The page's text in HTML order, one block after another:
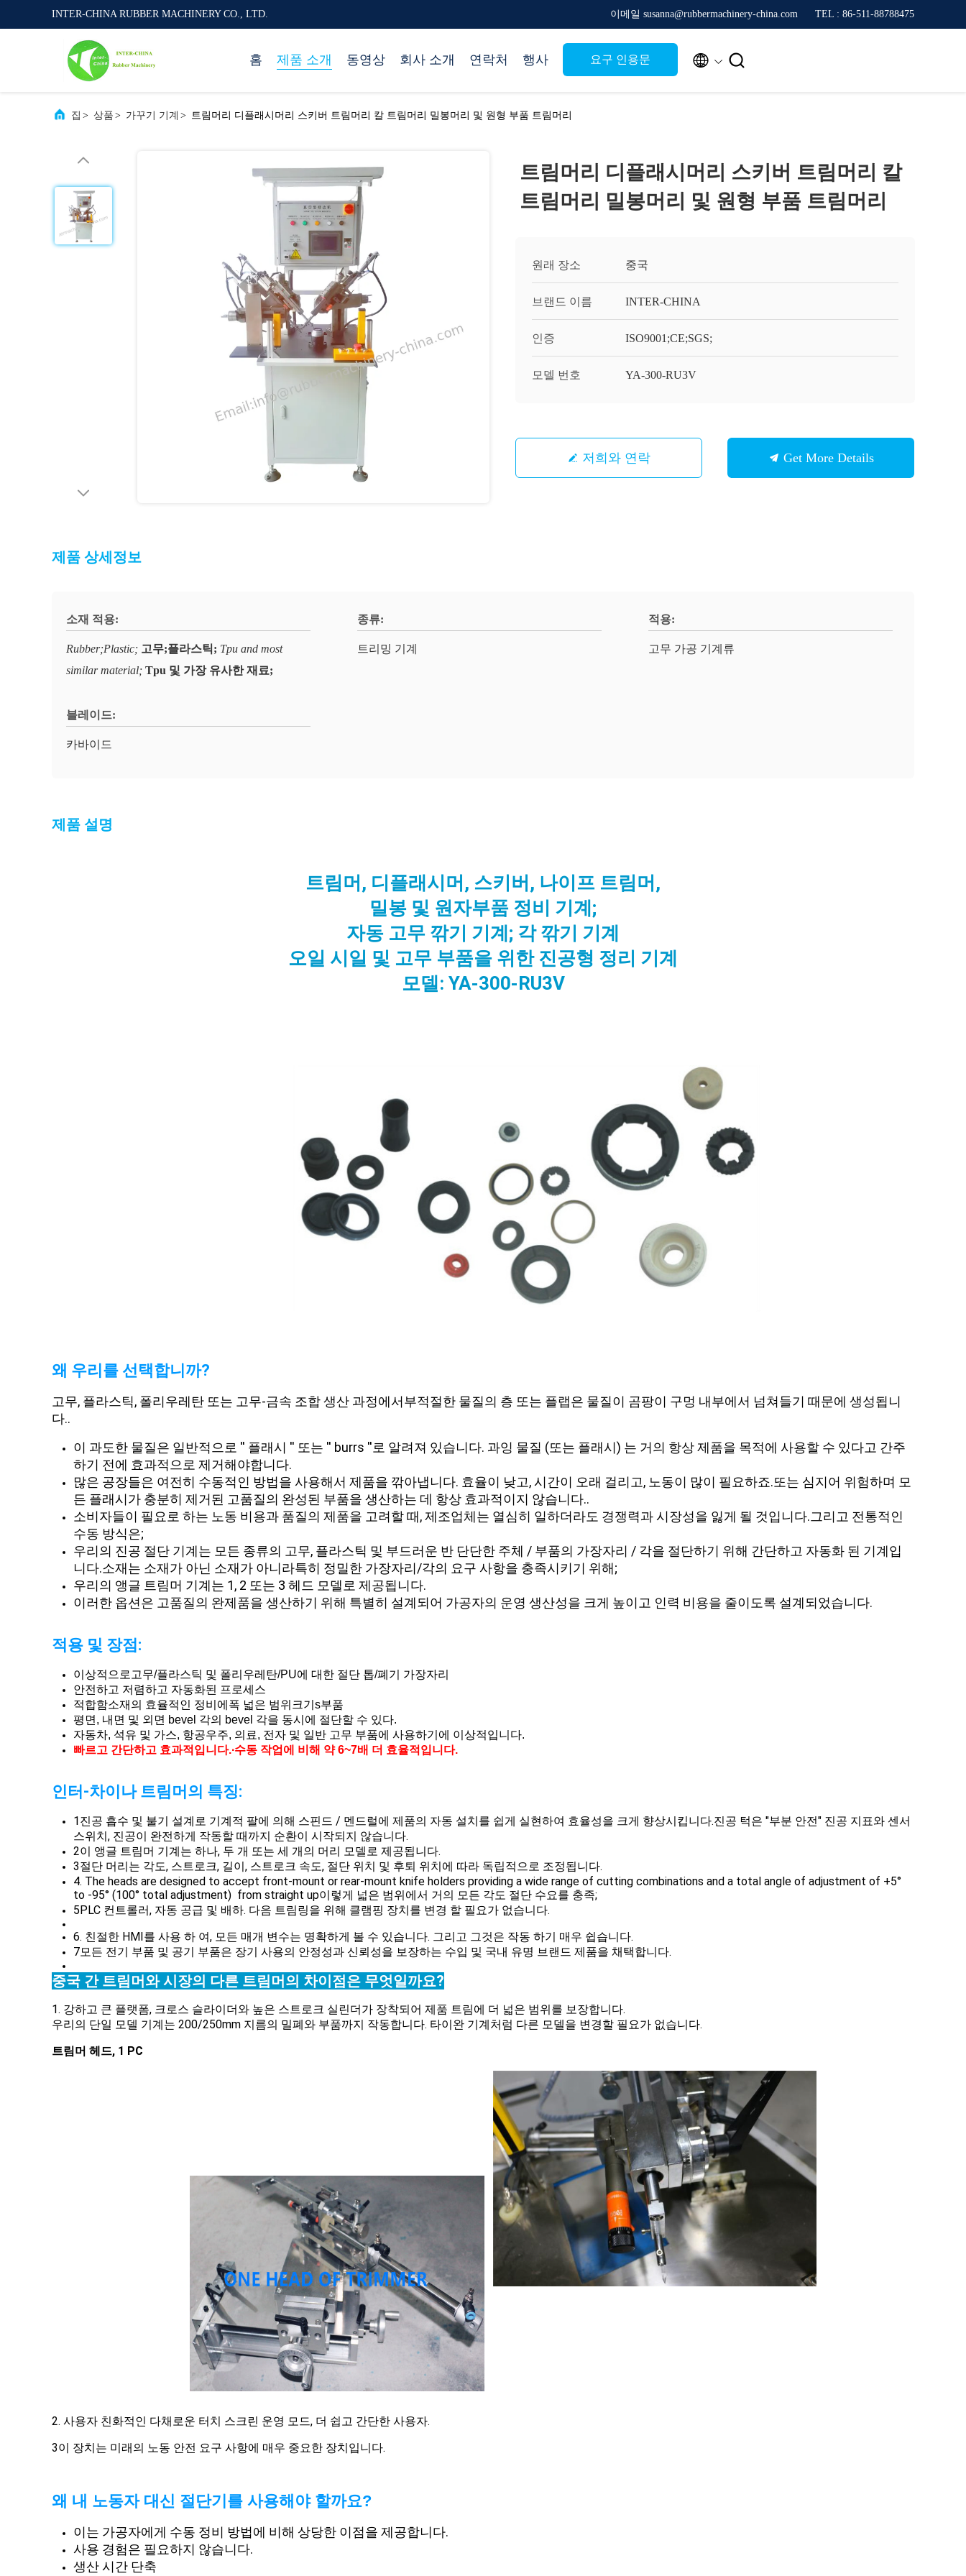
INTER-CHINA RUBBER MACHINERY CO., LTD. 이메일 susanna@rubbermachinery-china.com TEL : 86-511-88788475
홈 제품 소개 동영상 회사 소개 연락처 행사 요구 인용문  
집 > 상품 > 가꾸기 기계 > 트림머리 디플래시머리 스키버 트림머리 칼 트림머리 밀봉머리 및 원형 부품 트림머리
트림머리 디플래시머리 스키버 트림머리 칼
트림머리 밀봉머리 및 원형 부품 트림머리
원래 장소 중국
브랜드 이름 INTER-CHINA
인증 ISO9001;CE;SGS;
모델 번호 YA-300-RU3V
저희와 연락 Get More Details
제품 상세정보
소재 적용:
Rubber;Plastic; 고무;플라스틱; Tpu and most
similar material; Tpu 및 가장 유사한 재료;
종류:
트리밍 기계
적용:
고무 가공 기계류
블레이드:
카바이드
제품 설명
트림머, 디플래시머, 스키버, 나이프 트림머,
밀봉 및 원자부품 정비 기계;
자동 고무 깎기 기계; 각 깎기 기계
오일 시일 및 고무 부품을 위한 진공형 정리 기계
모델: YA-300-RU3V
왜 우리를 선택합니까?
고무, 플라스틱, 폴리우레탄 또는 고무-금속 조합 생산 과정에서부적절한 물질의 층 또는 플랩은 물질이 곰팡이 구멍 내부에서 넘쳐들기 때문에 생성됩니
다..
이 과도한 물질은 일반적으로 ′′ 플래시 ′′ 또는 ′′ burrs ′′로 알려져 있습니다. 과잉 물질 (또는 플래시) 는 거의 항상 제품을 목적에 사용할 수 있다고 간주
하기 전에 효과적으로 제거해야합니다.
많은 공장들은 여전히 수동적인 방법을 사용해서 제품을 깎아냅니다. 효율이 낮고, 시간이 오래 걸리고, 노동이 많이 필요하죠.또는 심지어 위험하며 모
든 플래시가 충분히 제거된 고품질의 완성된 부품을 생산하는 데 항상 효과적이지 않습니다..
소비자들이 필요로 하는 노동 비용과 품질의 제품을 고려할 때, 제조업체는 열심히 일하더라도 경쟁력과 시장성을 잃게 될 것입니다.그리고 전통적인
수동 방식은;
우리의 진공 절단 기계는 모든 종류의 고무, 플라스틱 및 부드러운 반 단단한 주체 / 부품의 가장자리 / 각을 절단하기 위해 간단하고 자동화 된 기계입
니다.소재는 소재가 아닌 소재가 아니라특히 정밀한 가장자리/각의 요구 사항을 충족시키기 위해;
우리의 앵글 트림머 기계는 1, 2 또는 3 헤드 모델로 제공됩니다.
이러한 옵션은 고품질의 완제품을 생산하기 위해 특별히 설계되어 가공자의 운영 생산성을 크게 높이고 인력 비용을 줄이도록 설계되었습니다.
적용 및 장점:
이상적으로 고무/플라스틱 및 폴리우레탄/PU에 대한 절단 톱/폐기 가장자리
안전하고 저렴하고 자동화된 프로세스
적합함소재의 효율적인 정비에 폭 넓은 범위 크기 s부품
평면, 내면 및 외면 bevel 각의 bevel 각을 동시에 절단할 수 있다.
자동차, 석유 및 가스, 항공우주, 의료, 전자 및 일반 고무 부품에 사용하기에 이상적입니다.
빠르고 간단하고 효과적입니다.∙수동 작업에 비해 약 6~7배 더 효율적입니다.
인터-차이나 트림머의 특징:
1진공 흡수 및 불기 설계로 기계적 팔에 의해 스핀드 / 멘드럴에 제품의 자동 설치를 쉽게 실현하여 효율성을 크게 향상시킵니다.진공 턱은 "부분 안전" 진공 지표와 센서
스위치, 진공이 완전하게 작동할 때까지 순환이 시작되지 않습니다.
2이 앵글 트림머 기계는 하나, 두 개 또는 세 개의 머리 모델로 제공됩니다.
3절단 머리는 각도, 스트로크, 길이, 스트로크 속도, 절단 위치 및 후퇴 위치에 따라 독립적으로 조정됩니다.
4. The heads are designed to accept front-mount or rear-mount knife holders providing a wide range of cutting combinations and a total angle of adjustment of +5°
to -95° (100° total adjustment) from straight up이렇게 넓은 범위에서 거의 모든 각도 절단 수요를 충족;
5PLC 컨트롤러, 자동 공급 및 배하. 다음 트림링을 위해 클램핑 장치를 변경 할 필요가 없습니다.
6. 친절한 HMI를 사용 하 여, 모든 매개 변수는 명확하게 볼 수 있습니다. 그리고 그것은 작동 하기 매우 쉽습니다.
7모든 전기 부품 및 공기 부품은 장기 사용의 안정성과 신뢰성을 보장하는 수입 및 국내 유명 브랜드 제품을 채택합니다.
중국 간 트림머와 시장의 다른 트림머의 차이점은 무엇일까요?
1. 강하고 큰 플랫폼, 크로스 슬라이더와 높은 스트로크 실린더가 장착되어 제품 트림에 더 넓은 범위를 보장합니다.
우리의 단일 모델 기계는 200/250mm 지름의 밀폐와 부품까지 작동합니다. 타이완 기계처럼 다른 모델을 변경할 필요가 없습니다.
트림머 헤드, 1 PC
2. 사용자 친화적인 다채로운 터치 스크린 운영 모드, 더 쉽고 간단한 사용자.
3이 장치는 미래의 노동 안전 요구 사항에 매우 중요한 장치입니다.
왜 내 노동자 대신 절단기를 사용해야 할까요?
이는 가공자에게 수동 정비 방법에 비해 상당한 이점을 제공합니다.
사용 경험은 필요하지 않습니다.
생산 시간 단축